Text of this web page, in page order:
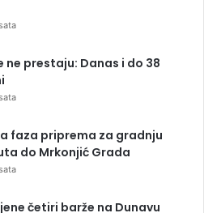
ne prestaju: Danas i do 38
faza priprema za gradnju
do Mrkonjić Grada
četiri barže na Dunavu